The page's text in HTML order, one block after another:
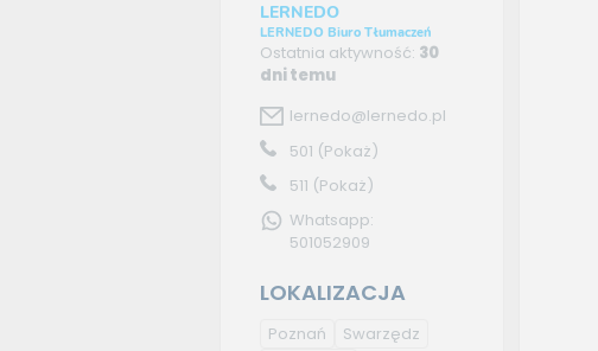
LERNEDO
LERNEDO Biuro Tłumaczeń
Ostatnia aktywność: 30
dni temu
lernedo@lernedo.pl
501 (Pokaż)
511 (Pokaż)
Whatsapp:
501052909
LOKALIZACJA
Poznań
Swarzędz